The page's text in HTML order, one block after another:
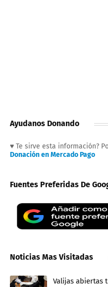
Ayudanos Donando
♥ Te sirve esta información?
Donación en Mercado Pago
Fuentes Preferidas De
Noticias Mas Visitadas
Valijas abiertas